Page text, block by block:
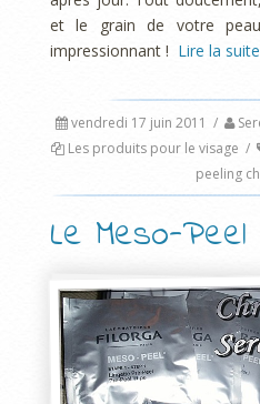
et le grain de votre peau
impressionnant ! Lire la suite
vendredi 17 juin 2011 /
Les produits pour le visage /
peeling
Le Meso-